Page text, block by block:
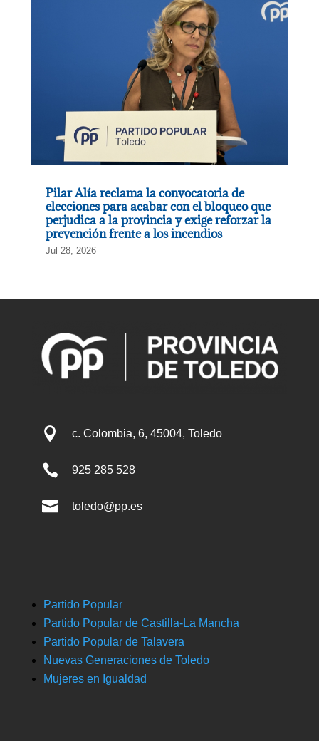
Pilar Alía reclama la convocatoria de
elecciones para acabar con el bloqueo que
perjudica a la provincia y exige reforzar la
prevención frente a los incendios
Jul 28, 2026
 c. Colombia, 6, 45004, Toledo
 925 285 528
 toledo@pp.es
Partido Popular
Partido Popular de Castilla-La Mancha
Partido Popular de Talavera
Nuevas Generaciones de Toledo
Mujeres en Igualdad